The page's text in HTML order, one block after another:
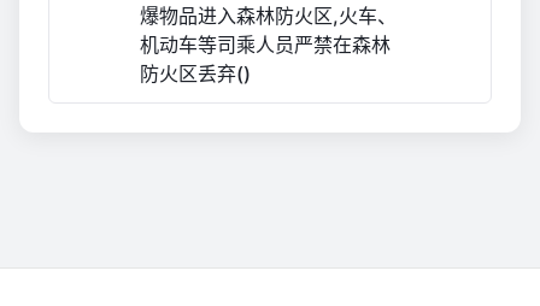
爆物品进入森林防火区,火车、
机动车等司乘人员严禁在森林
防火区丢弃()